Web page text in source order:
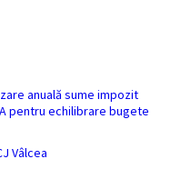
anuală sume impozit
pentru echilibrare bugete
Vâlcea